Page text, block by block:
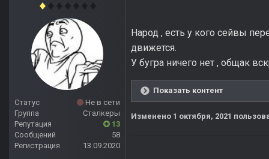
Статус
Не в сети
Группа
Сталкеры
Репутация
13
Сообщений
58
Регистрация
13.09.2020
Народ , есть у кого сейвы
движется.
У бугра ничего нет , общак
Показать контент
Изменено 1 октября, 2021